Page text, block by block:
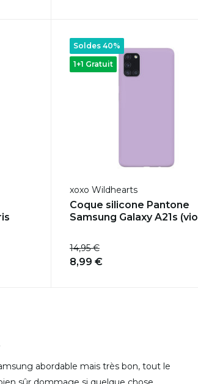
1+1 Gratuit
Soldes 40%
xoxo Wildhearts
Coque silicone Pantone
Samsung Galaxy A21s
14,95 €
8,99 €
abordable mais très bon, tout le